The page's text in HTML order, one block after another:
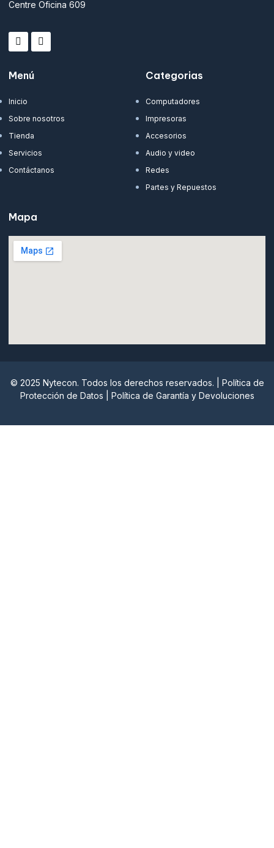
Centre Oficina 609
Menú
Inicio
Sobre nosotros
Tienda
Servicios
Contáctanos
Categorias
Computadores
Impresoras
Accesorios
Audio y video
Redes
Partes y Repuestos
Mapa
© 2025 Nytecon. Todos los derechos reservados. | Política de
Protección de Datos
Política de Garantía y Devoluciones